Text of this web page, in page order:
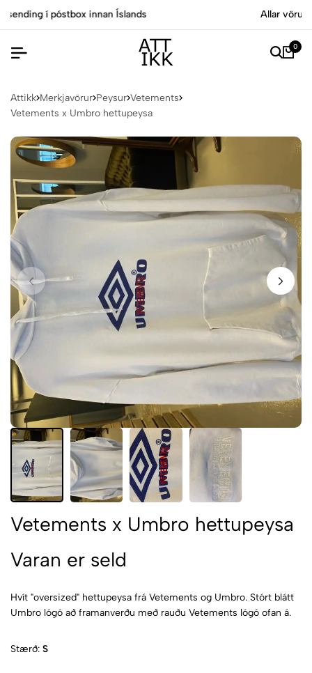
Allar vörur eru vottaðar Ekta af sérfræðingum
0
Attikk Merkjavörur Peysur Vetements
Vetements x Umbro hettupeysa
Vetements x Umbro hettupeysa
Varan er seld
Hvít "oversized" hettupeysa frá Vetements og Umbro. Stórt blátt
Umbro lógó að framanverðu með rauðu Vetements lógó ofan á.
Stærð: S